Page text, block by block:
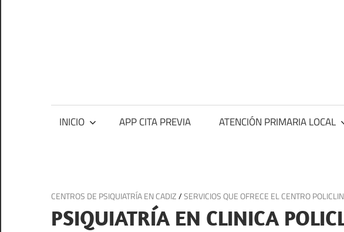
urgencias
en
INICIO APP CITA PREVIA ATENCIÓN PRIMARIA LOCAL
17 de diciembre de 2024
CENTROS DE PSIQUIATRÍA EN CADIZ/SERVICIOS QUE OFRECE EL CENTRO
PSIQUIATRÍA EN CLINICA